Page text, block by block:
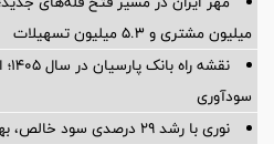
میلیون مشتری و ۵.۳ میلیون تسهیلات
سودآوری
نوری با رشد ۲۹ درصدی سود خالص، بهار ۱۴۰۵ را سودآور آغاز کرد